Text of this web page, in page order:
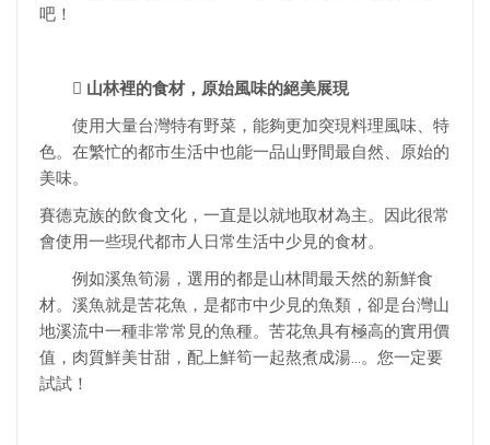
吧！
 山林裡的食材，原始風味的絕美展現
使用大量台灣特有野菜，能夠更加突現料理風味、特
色。在繁忙的都市生活中也能一品山野間最自然、原始的
美味。
賽德克族的飲食文化，一直是以就地取材為主。因此很常
會使用一些現代都市人日常生活中少見的食材。
例如溪魚筍湯，選用的都是山林間最天然的新鮮食
材。溪魚就是苦花魚，是都市中少見的魚類，卻是台灣山
地溪流中一種非常常見的魚種。苦花魚具有極高的實用價
值，肉質鮮美甘甜，配上鮮筍一起熬煮成湯…。您一定要
試試！